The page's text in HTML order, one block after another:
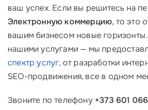
ваш успех. Если вы решитесь на
Электронную коммерцию, то это
вашим бизнесом новые
нашими услугами — мы
спектр услуг, от разработки
SEO-продвижения, все в одном
Звоните по телефону +373 601